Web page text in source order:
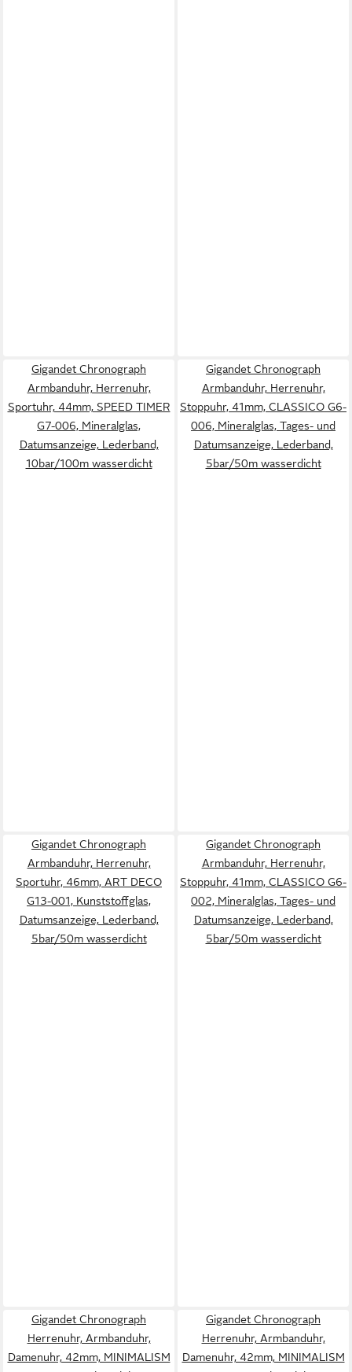
Gigandet Chronograph
Armbanduhr, Herrenuhr,
Sportuhr, 44mm, SPEED TIMER
G7-006, Mineralglas,
Datumsanzeige, Lederband,
10bar/100m wasserdicht
Gigandet Chronograph
Armbanduhr, Herrenuhr,
Stoppuhr, 41mm, CLASSICO G6-
006, Mineralglas, Tages- und
Datumsanzeige, Lederband,
5bar/50m wasserdicht
Gigandet Chronograph
Armbanduhr, Herrenuhr,
Sportuhr, 46mm, ART DECO
G13-001, Kunststoffglas,
Datumsanzeige, Lederband,
5bar/50m wasserdicht
Gigandet Chronograph
Armbanduhr, Herrenuhr,
Stoppuhr, 41mm, CLASSICO G6-
002, Mineralglas, Tages- und
Datumsanzeige, Lederband,
5bar/50m wasserdicht
Gigandet Chronograph
Herrenuhr, Armbanduhr,
Damenuhr, 42mm, MINIMALISM
Gigandet Chronograph
Herrenuhr, Armbanduhr,
Damenuhr, 42mm, MINIMALISM